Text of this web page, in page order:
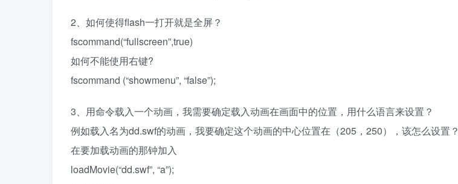
2、如何使得flash一打开就是全屏？
fscommand(“fullscreen”,true)
如何不能使用右键?
fscommand (“showmenu”, “false”);
3、用命令载入一个动画，我需要确定载入动画在画面中的位置，用什么语言来设置？
例如载入名为dd.swf的动画，我要确定这个动画的中心位置在（205，250），该怎么设置？
在要加载动画的那钟加入
loadMovie(“dd.swf”, “a”);